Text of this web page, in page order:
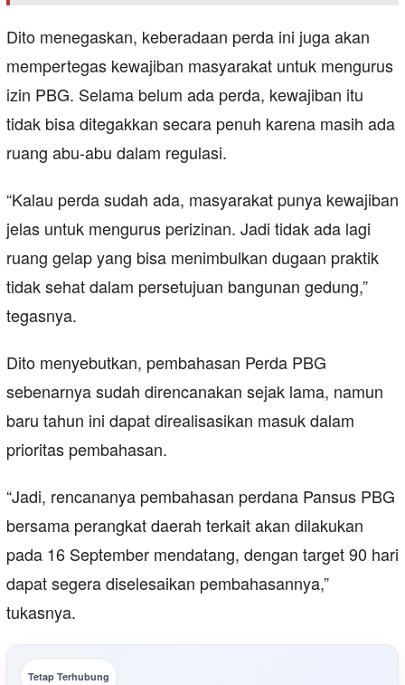
Dito menegaskan, keberadaan perda ini juga akan
mempertegas kewajiban masyarakat untuk mengurus
izin PBG. Selama belum ada perda, kewajiban itu
tidak bisa ditegakkan secara penuh karena masih ada
ruang abu-abu dalam regulasi.
“Kalau perda sudah ada, masyarakat punya kewajiban
jelas untuk mengurus perizinan. Jadi tidak ada lagi
ruang gelap yang bisa menimbulkan dugaan praktik
tidak sehat dalam persetujuan bangunan gedung,”
tegasnya.
Dito menyebutkan, pembahasan Perda PBG
sebenarnya sudah direncanakan sejak lama, namun
baru tahun ini dapat direalisasikan masuk dalam
prioritas pembahasan.
“Jadi, rencananya pembahasan perdana Pansus PBG
bersama perangkat daerah terkait akan dilakukan
pada 16 September mendatang, dengan target 90 hari
dapat segera diselesaikan pembahasannya,”
tukasnya.
Tetap Terhubung